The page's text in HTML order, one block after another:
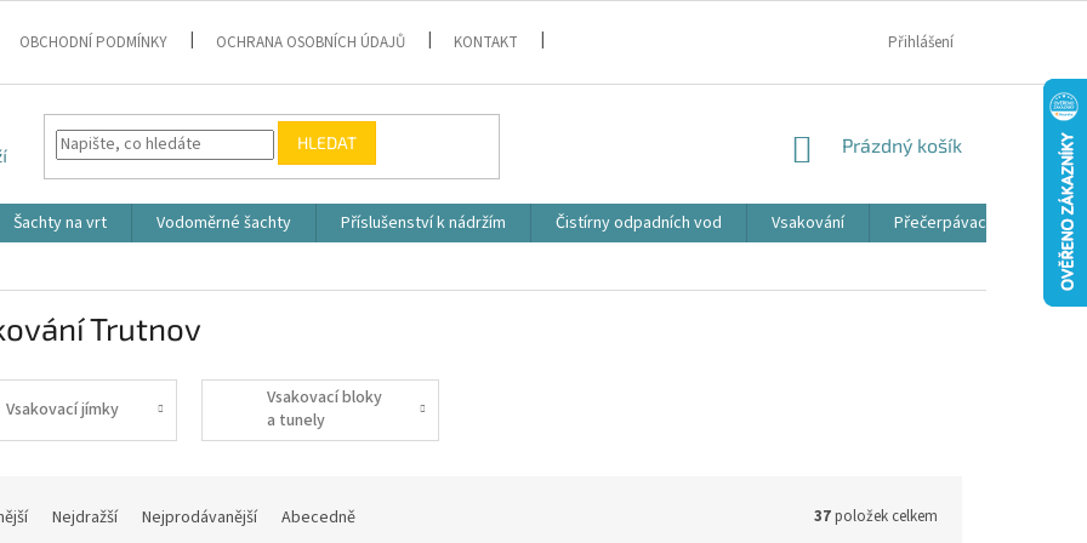
OBCHODNÍ PODMÍNKY OCHRANA OSOBNÍCH ÚDAJŮ KONTAKT Přihlášení
HLEDAT
NÁKUPNÍ
Prázdný košík
Šachty na vrt Vodoměrné šachty Příslušenství k nádržím Čistírny odpadních vod Vsakování Přečerpávací jímky
Trutnov
Vsakovací jímky
Vsakovací bloky
a tunely
Nejdražší Nejprodávanější Abecedně 37položek celkem